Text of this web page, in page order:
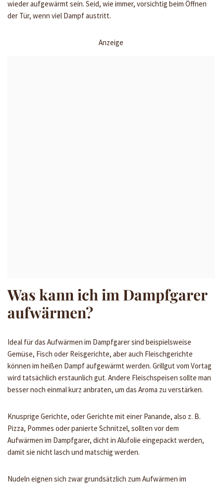
wieder aufgewärmt sein. Seid, wie immer, vorsichtig beim Öffnen
der Tür, wenn viel Dampf austritt.
Anzeige
Was kann ich im Dampfgarer
aufwärmen?
Ideal für das Aufwärmen im Dampfgarer sind beispielsweise
Gemüse, Fisch oder Reisgerichte, aber auch Fleischgerichte
können im heißen Dampf aufgewärmt werden. Grillgut vom Vortag
wird tatsächlich erstaunlich gut. Andere Fleischspeisen sollte man
besser noch einmal kurz anbraten, um das Aroma zu verstärken.
Knusprige Gerichte, oder Gerichte mit einer Panande, also z. B.
Pizza, Pommes oder panierte Schnitzel, sollten vor dem
Aufwärmen im Dampfgarer, dicht in Alufolie eingepackt werden,
damit sie nicht lasch und matschig werden.
Nudeln eignen sich zwar grundsätzlich zum Aufwärmen im